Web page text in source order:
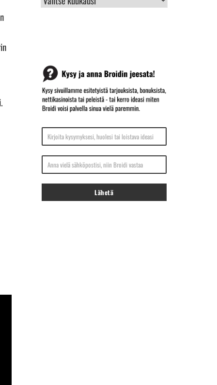
Kirjoita kysymyksesi, huolesi tai loistava ideasi
Anna vielä sähköpostisi, niin Broidi vastaa
Lähetä